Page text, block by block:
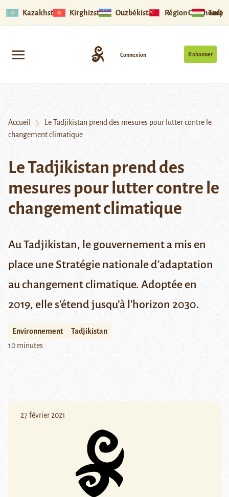
Kazakhstan Kirghizstan Ouzbékistan Région Ouïghoure
S’abonner
Connexion
Accueil
Le Tadjikistan prend des mesures pour lutter contre le
changement climatique
Le Tadjikistan prend des
mesures pour lutter contre le
changement climatique
Au Tadjikistan, le gouvernement a mis en
place une Stratégie nationale d’adaptation
au changement climatique. Adoptée en
2019, elle s’étend jusqu’à l’horizon 2030.
Environnement
Tadjikistan
10 minutes
27 février 2021